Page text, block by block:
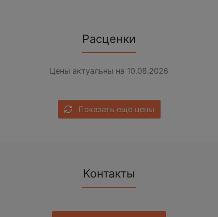
Расценки
Цены актуальны на 10.08.2026
Показать еще цены
Контакты